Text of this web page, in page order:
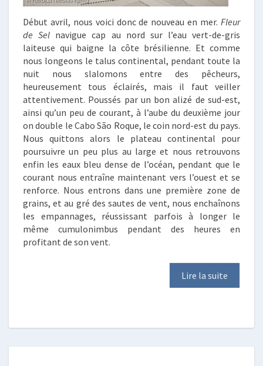
Début avril, nous voici donc de nouveau en mer. Fleur
de Sel navigue cap au nord sur l’eau vert-de-gris
laiteuse qui baigne la côte brésilienne. Et comme
nous longeons le talus continental, pendant toute la
nuit nous slalomons entre des pêcheurs,
heureusement tous éclairés, mais il faut veiller
attentivement. Poussés par un bon alizé de sud-est,
ainsi qu’un peu de courant, à l’aube du deuxième jour
on double le Cabo São Roque, le coin nord-est du pays.
Nous quittons alors le plateau continental pour
poursuivre un peu plus au large et nous retrouvons
enfin les eaux bleu dense de l’océan, pendant que le
courant nous entraîne maintenant vers l’ouest et se
renforce. Nous entrons dans une première zone de
grains, et au gré des sautes de vent, nous enchaînons
les empannages, réussissant parfois à longer le
même cumulonimbus pendant des heures en
profitant de son vent.
Lire la suite